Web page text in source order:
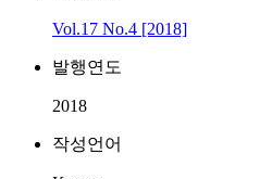
Vol.17 No.4 [2018]
발행연도
2018
작성언어